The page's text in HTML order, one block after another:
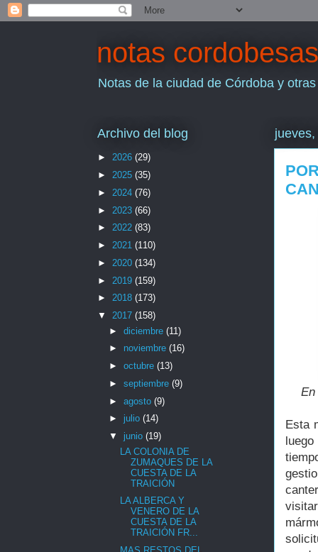
notas cordobesas
Notas de la ciudad de Córdoba y
Esta
Archivo del blog
► 2026 (29)
► 2025 (35)
► 2024 (76)
► 2023 (66)
► 2022 (83)
► 2021 (110)
► 2020 (134)
► 2019 (159)
► 2018 (173)
▼ 2017 (158)
► diciembre (11)
► noviembre (16)
► octubre (13)
► septiembre (9)
► agosto (9)
► julio (14)
▼ junio (19)
LA COLONIA DE
ZUMAQUES DE LA
CUESTA DE LA
TRAICIÓN
LA ALBERCA Y
VENERO DE LA
CUESTA DE LA
TRAICIÓN FR...